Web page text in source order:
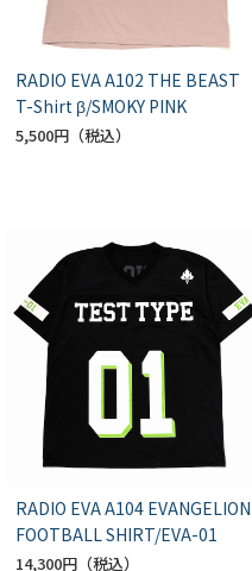
RADIO EVA A102 THE BEAST
T-Shirt β/SMOKY PINK
5,500円
RADIO EVA A104 EVANGELION
FOOTBALL SHIRT/EVA-01
14,300円